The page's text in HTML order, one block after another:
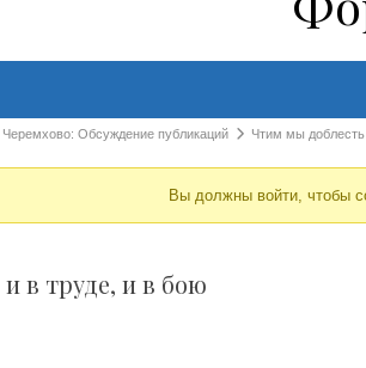
Обсуждение публикаций Чтим мы
Вы должны войти, чтобы
в труде, и в бою